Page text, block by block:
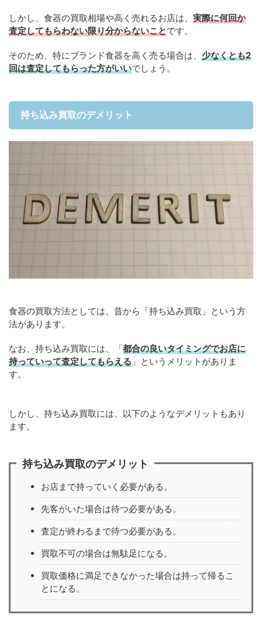
しかし、食器の買取相場や高く売れるお店は、 実際に何回か
査定してもらわない限り分からないことです。
そのため、特にブランド食器を高く売る場合は、 少なくとも2
回は査定してもらった方がいいでしょう。
持ち込み買取のデメリット
食器の買取方法としては、昔から「持ち込み買取」という方
法があります。
なお、持ち込み買取には、「都合の良いタイミングでお店に
持っていって査定してもらえる 」というメリットがありま
す。
しかし、持ち込み買取には、以下のようなデメリットもあり
ます。
持ち込み買取のデメリット
お店まで持っていく必要がある。
先客がいた場合は待つ必要がある。
査定が終わるまで待つ必要がある。
買取不可の場合は無駄足になる。
買取価格に満足できなかった場合は持って帰るこ
とになる。